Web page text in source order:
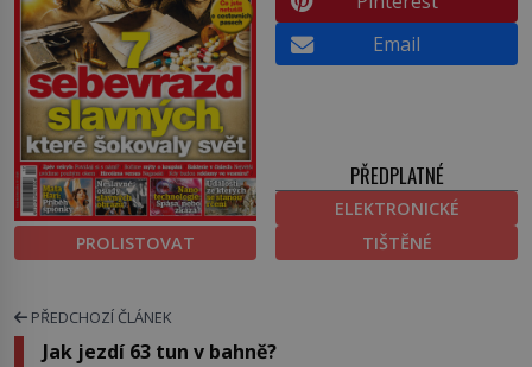
PROLISTOVAT
Email
PŘEDPLATNÉ
ELEKTRONICKÉ
TIŠTĚNÉ
PŘEDCHOZÍ ČLÁNEK
Jak jezdí 63 tun v bahně?